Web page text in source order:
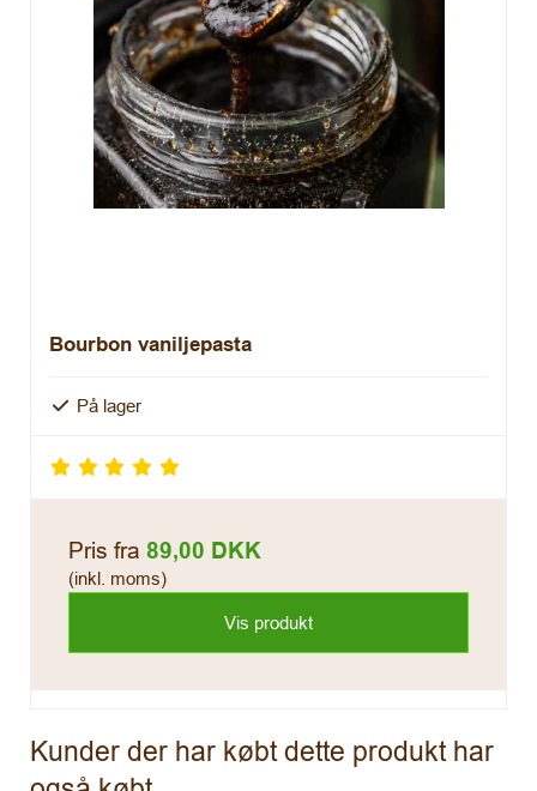
Bourbon vaniljepasta
På lager
Pris fra 89,00 DKK
(inkl. moms)
Vis produkt
Kunder der har købt dette produkt har